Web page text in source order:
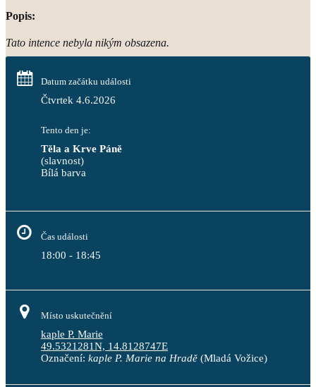
Popis:
Tato intence nebyla nikým obsazena.
Datum začátku události
Čtvrtek 4.6.2026
Tento den je:
Těla a Krve Páně
(slavnost)
Bílá barva
Čas události
18:00 - 18:45
Místo uskutečnění
kaple P. Marie
49.5321281N, 14.8128747E
Označení: kaple P. Marie na Hradě (Mladá Vožice)